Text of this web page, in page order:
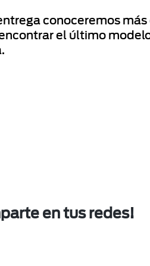
conoceremos
el último
en tus redes!